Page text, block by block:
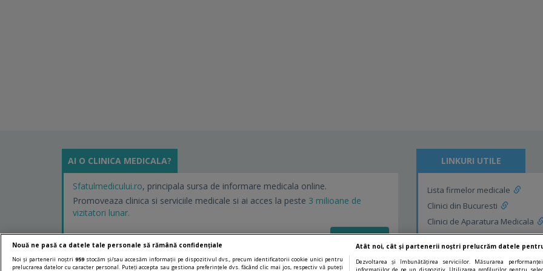
AI O CLINICA MEDICALA?
Sfatulmedicului.ro, principala sursa de informare medicala online.
Promoveaza clinica si serviciile medicale si ai acces la peste 3 milioane de
vizitatori lunar.
Vezi detalii!
LINKURI UTILE
Lista firmelor medicale
Clinici din Bucuresti
Clinici de Aparatura Medicala
Clinici de Aparatura Medicala
Nouă ne pasă ca datele tale personale să rămână confidențiale
Noi și partenerii noștri 959stocăm și/sau accesăm informații pe dispozitivul dvs., precum identificatorii cookie unici pentru
prelucrarea datelor cu caracter personal. Puteți accepta sau gestiona preferințele dvs. făcând clic mai jos, respectiv vă puteți
Atât noi, cât și partenerii noștri prelucrăm datele
Dezvoltarea și îmbunătățirea serviciilor. Măsurarea
informațiilor de pe un dispozitiv. Utilizarea profilurilor pentru